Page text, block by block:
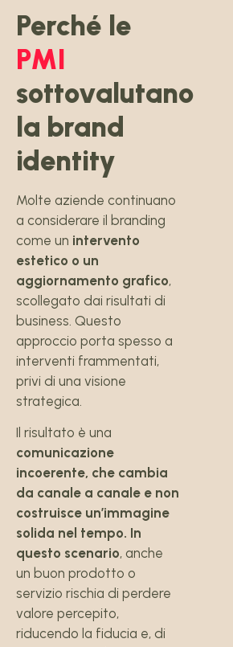
Perché le
PMI
sottovalutano
la brand
identity
Molte aziende continuano
a considerare il branding
come un intervento
estetico o un
aggiornamento grafico,
scollegato dai risultati di
business. Questo
approccio porta spesso a
interventi frammentati,
privi di una visione
strategica.
Il risultato è una
comunicazione
incoerente, che cambia
da canale a canale e non
costruisce un’immagine
solida nel tempo. In
questo scenario, anche
un buon prodotto o
servizio rischia di perdere
valore percepito,
riducendo la fiducia e, di